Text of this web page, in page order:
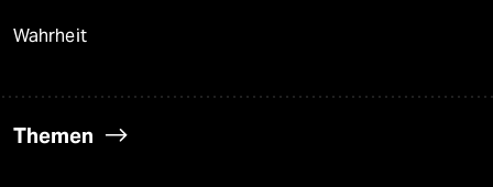
Wahrheit
Themen